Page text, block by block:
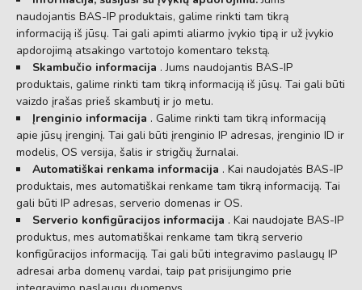
naudojantis BAS-IP produktais, galime rinkti tam tikrą
informaciją iš jūsų. Tai gali apimti aliarmo įvykio tipą ir už įvykio
apdorojimą atsakingo vartotojo komentaro tekstą.
Skambučio informacija . Jums naudojantis BAS-IP
produktais, galime rinkti tam tikrą informaciją iš jūsų. Tai gali būti
vaizdo įrašas prieš skambutį ir jo metu.
Įrenginio informacija . Galime rinkti tam tikrą informaciją
apie jūsų įrenginį. Tai gali būti įrenginio IP adresas, įrenginio ID ir
modelis, OS versija, šalis ir strigčių žurnalai.
Automatiškai renkama informacija . Kai naudojatės BAS-IP
produktais, mes automatiškai renkame tam tikrą informaciją. Tai
gali būti IP adresas, serverio domenas ir OS.
Serverio konfigūracijos informacija . Kai naudojate BAS-IP
produktus, mes automatiškai renkame tam tikrą serverio
konfigūracijos informaciją. Tai gali būti integravimo paslaugų IP
adresai arba domenų vardai, taip pat prisijungimo prie